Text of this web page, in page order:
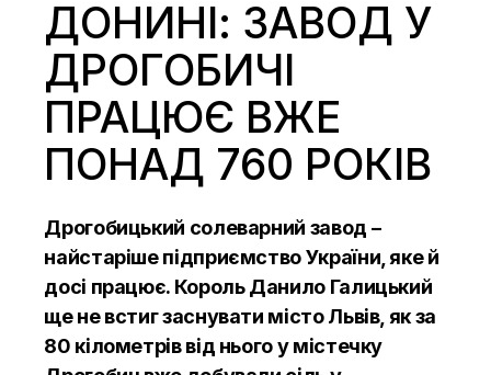
ДОНИНІ: ЗАВОД У
ДРОГОБИЧІ
ПРАЦЮЄ ВЖЕ
ПОНАД 760 РОКІВ
Дрогобицький солеварний завод –
найстаріше підприємство України, яке й
досі працює. Король Данило Галицький
ще не встиг заснувати місто Львів, як за
80 кілометрів від нього у містечку